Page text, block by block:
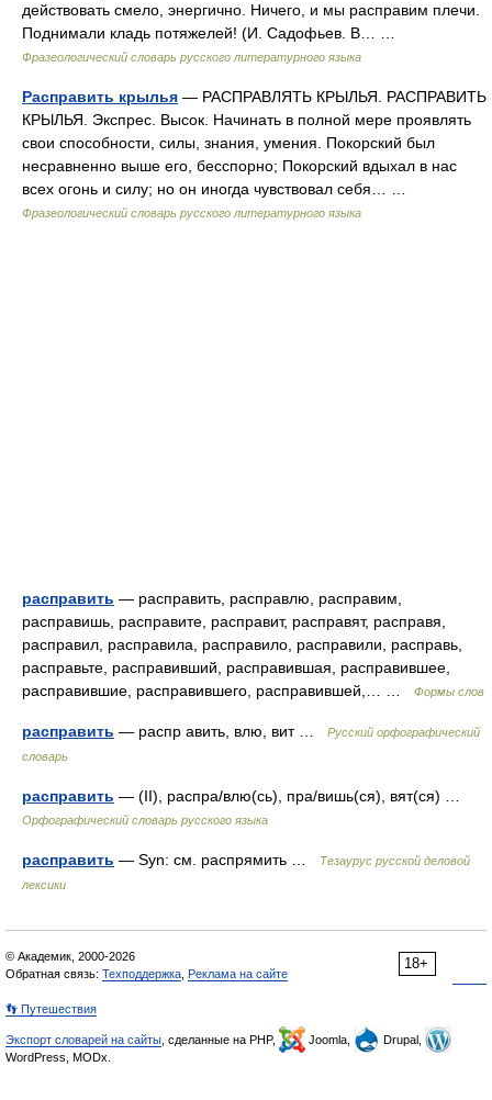
действовать смело, энергично. Ничего, и мы расправим плечи.
Поднимали кладь потяжелей! (И. Садофьев. В… …
Фразеологический словарь русского литературного языка
Расправить крылья — РАСПРАВЛЯТЬ КРЫЛЬЯ. РАСПРАВИТЬ
КРЫЛЬЯ. Экспрес. Высок. Начинать в полной мере проявлять
свои способности, силы, знания, умения. Покорский был
несравненно выше его, бесспорно; Покорский вдыхал в нас
всех огонь и силу; но он иногда чувствовал себя… …
Фразеологический словарь русского литературного языка
расправить — расправить, расправлю, расправим,
расправишь, расправите, расправит, расправят, расправя,
расправил, расправила, расправило, расправили, расправь,
расправьте, расправивший, расправившая, расправившее,
расправившие, расправившего, расправившей,… …
Формы слов
расправить — распр авить, влю, вит …
Русский орфографический
словарь
расправить — (II), распра/влю(сь), пра/вишь(ся), вят(ся) …
Орфографический словарь русского языка
расправить — Syn: см. распрямить …
Тезаурус русской деловой
лексики
18+
© Академик, 2000-2026
Обратная связь: Техподдержка Реклама на сайте
👣 Путешествия
Экспорт словарей на сайты , сделанные на PHP, Joomla,
Drupal,
WordPress, MODx.